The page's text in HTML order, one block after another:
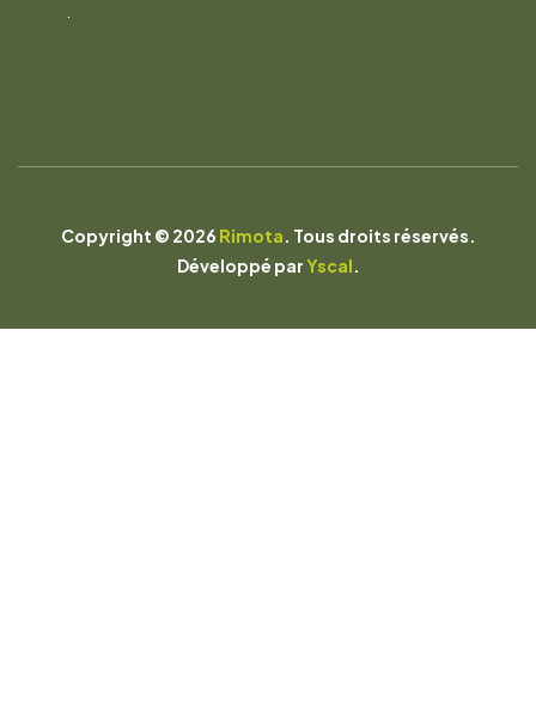
Copyright © 2026 Rimota. Tous droits réservés.
Développé parYscal.